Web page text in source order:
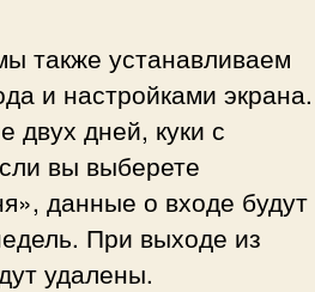
также устанавливаем
и настройками экрана.
двух дней, куки с
вы выберете
данные о входе будут
При выходе из
удалены.